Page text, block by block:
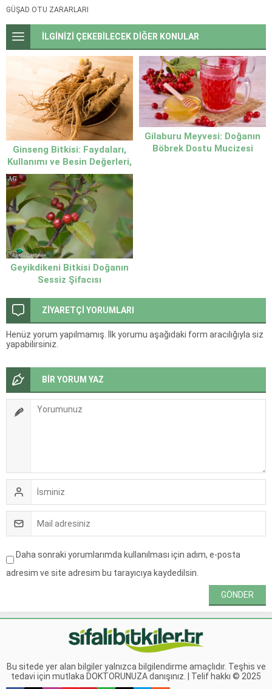
GÜŞAD OTU ZARARLARI
İLGİNİZİ ÇEKEBİLECEK DİĞER KONULAR
Ginseng Bitkisi: Faydaları,
Kullanımı ve Besin Değerleri,
Emziren Anneler
Kullanılabilir mi
Gilaburu Meyvesi: Doğanın
Böbrek Dostu Mucizesi
Geyikdikeni Bitkisi Doğanın
Sessiz Şifacısı
ZİYARETÇİ YORUMLARI
Henüz yorum yapılmamış. İlk yorumu aşağıdaki form aracılığıyla siz
yapabilirsiniz.
BİR YORUM YAZ
Daha sonraki yorumlarımda kullanılması için adım, e-posta
adresim ve site adresim bu tarayıcıya kaydedilsin.
Bu sitede yer alan bilgiler yalnızca bilgilendirme amaçlıdır. Teşhis ve
tedavi için mutlaka DOKTORUNUZA danışınız. | Telif hakkı © 2025